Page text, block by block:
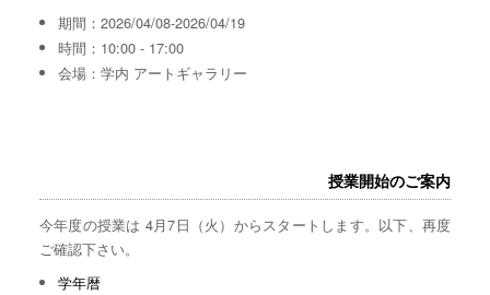
期間：2026/04/08-2026/04/19
時間：10:00 - 17:00
会場：学内 アートギャラリー
授業開始のご案内
今年度の授業は 4月7日（火）からスタートします。以下、再度
ご確認下さい。
学年暦